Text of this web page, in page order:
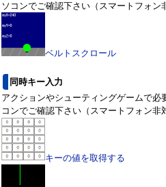
ソコンでご確認下さい（スマートフォン
ベルトスクロール
同時キー入力
アクションやシューティングゲームで必
コンでご確認下さい（スマートフォン非
キーの値を取得する